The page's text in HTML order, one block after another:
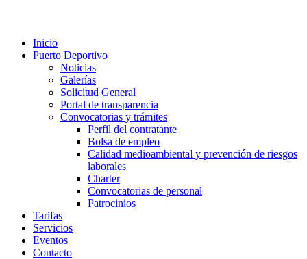
Inicio
Puerto Deportivo
Noticias
Galerías
Solicitud General
Portal de transparencia
Convocatorias y trámites
Perfil del contratante
Bolsa de empleo
Calidad medioambiental y prevención de riesgos
laborales
Charter
Convocatorias de personal
Patrocinios
Tarifas
Servicios
Eventos
Contacto